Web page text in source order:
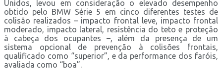
Unidos, levou em consideração o elevado desempenho
obtido pelo BMW Série 5 em cinco diferentes testes de
colisão realizados – impacto frontal leve, impacto frontal
moderado, impacto lateral, resistência do teto e proteção
à cabeça dos ocupantes –, além da presença de um
sistema opcional de prevenção à colisões frontais,
qualificado como “superior”, e da performance dos faróis,
avaliada como “boa”.